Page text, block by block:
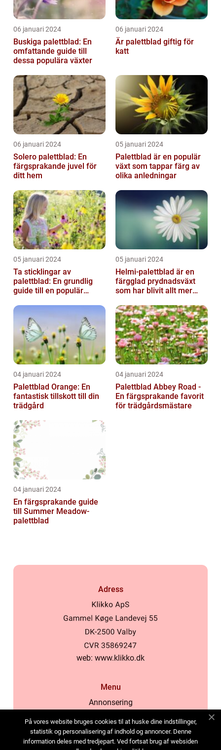
06 januari 2024
Buskiga palettblad: En
omfattande guide till
dessa populära växter
06 januari 2024
Är palettblad giftig för
katt
06 januari 2024
Solero palettblad: En
färgsprakande juvel för
ditt hem
05 januari 2024
Palettblad är en populär
växt som tappar färg av
olika anledningar
05 januari 2024
Ta sticklingar av
palettblad: En grundlig
guide till en populär
05 januari 2024
Helmi-palettblad är en
färgglad prydnadsväxt
som har blivit allt mer
trädgårdsentusias...
04 januari 2024
Palettblad Orange: En
fantastisk tillskott till din
trädgård
04 januari 2024
Palettblad Abbey Road -
En färgsprakande favorit
för trädgårdsmästare
04 januari 2024
En färgsprakande guide
till Summer Meadow-
palettblad
Adress
web: www.klikko.dk
Menu
Annonsering
Cookies
Kontakta oss
På vores website bruges cookies til at huske dine indstillinger,
statistik og personalisering af indhold og annoncer. Denne
information deles med tredjepart. Ved fortsat brug af websiden